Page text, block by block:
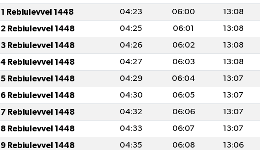
1 Rebiulevvel 1448 04:23 06:00 13:08
2 Rebiulevvel 1448 04:25 06:01 13:08
3 Rebiulevvel 1448 04:26 06:02 13:08
4 Rebiulevvel 1448 04:27 06:03 13:08
5 Rebiulevvel 1448 04:29 06:04 13:07
6 Rebiulevvel 1448 04:30 06:05 13:07
7 Rebiulevvel 1448 04:32 06:06 13:07
8 Rebiulevvel 1448 04:33 06:07 13:07
9 Rebiulevvel 1448 04:35 06:08 13:06